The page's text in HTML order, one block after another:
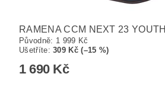
RAMENA CCM NEXT 23 YOUTH
Původně: 1 999 Kč
Ušetříte:309 Kč (–15 %)
1 690 Kč